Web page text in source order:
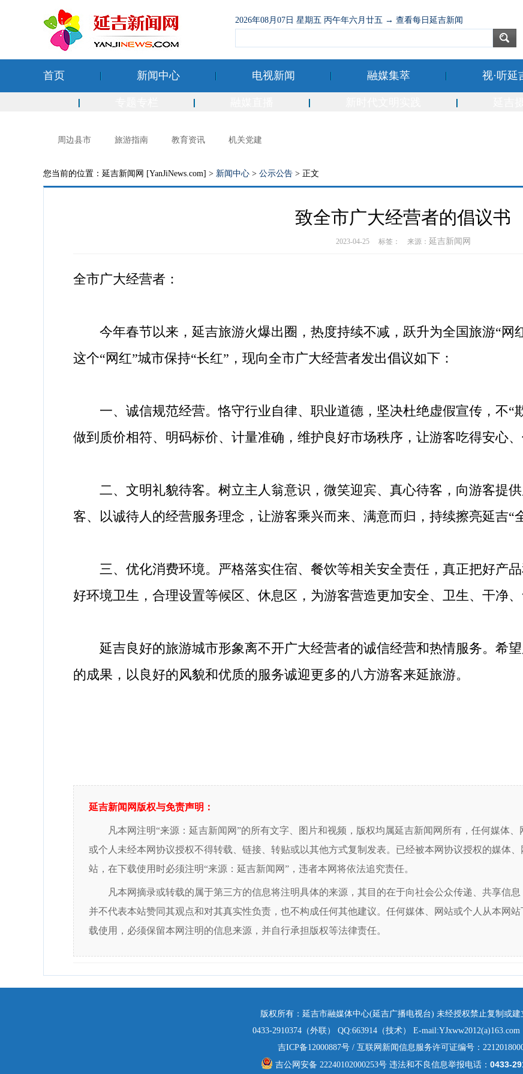
2026年08月07日 星期五 丙午年六月廿五 → 查看每日延吉新闻
首页 新闻中心 电视新闻 融媒集萃 视·听延
周边县市 旅游指南 教育资讯 机关党建
您当前的位置：延吉新闻网 [YanJiNews.com] > 新闻中心 > 公示公告 > 正文
致全市广大经营者的倡议书
2023-04-25 标签： 来源： 延吉新闻网
全市广大经营者：
今年春节以来，延吉旅游火爆出圈，热度持续不减，跃升为全国旅游“网
这个“网红”城市保持“长红”，现向全市广大经营者发出倡议如下：
一、诚信规范经营。恪守行业自律、职业道德，坚决杜绝虚假宣传，不“
做到质价相符、明码标价、计量准确，维护良好市场秩序，让游客吃得安心
二、文明礼貌待客。树立主人翁意识，微笑迎宾、真心待客，向游客提
客、以诚待人的经营服务理念，让游客乘兴而来、满意而归，持续擦亮延吉“
三、优化消费环境。严格落实住宿、餐饮等相关安全责任，真正把好产品
好环境卫生，合理设置等候区、休息区，为游客营造更加安全、卫生、干净、
延吉良好的旅游城市形象离不开广大经营者的诚信经营和热情服务。希望
的成果，以良好的风貌和优质的服务诚迎更多的八方游客来延旅游。
延吉新闻网版权与免责声明：
凡本网注明“来源：延吉新闻网”的所有文字、图片和视频，版权均属延吉新闻网所有，任何媒体、
或个人未经本网协议授权不得转载、链接、转贴或以其他方式复制发表。已经被本网协议授权的媒体、
站，在下载使用时必须注明“来源：延吉新闻网”，违者本网将依法追究责任。
凡本网摘录或转载的属于第三方的信息将注明具体的来源，其目的在于向社会公众传递、共享信息
并不代表本站赞同其观点和对其真实性负责，也不构成任何其他建议。任何媒体、网站或个人从本网站
载使用，必须保留本网注明的信息来源，并自行承担版权等法律责任。
版权所有：延吉市融媒体中心(延吉广播电视台) 未经授权禁止复制或建
0433-2910374（外联） QQ:663914（技术） E-mail:YJxww2012(a)163.com
吉ICP备12000887号/ 互联网新闻信息服务许可证编号：
吉公网安备 22240102000253号违法和不良信息举报电话： 0433-